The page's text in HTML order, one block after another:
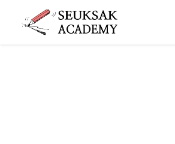
그림 그리는 사람들이 모이는 공간 슥삭화실